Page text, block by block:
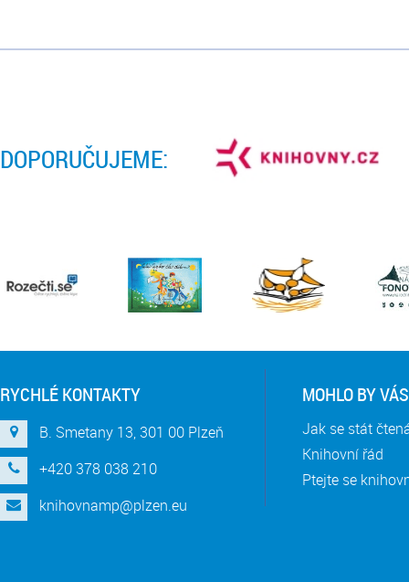
DOPORUČUJEME:
RYCHLÉ KONTAKTY
B. Smetany 13, 301 00 Plzeň
+420 378 038 210
knihovnamp@plzen.eu
MOHLO BY
Jak se stát
Knihovní řád
Ptejte se